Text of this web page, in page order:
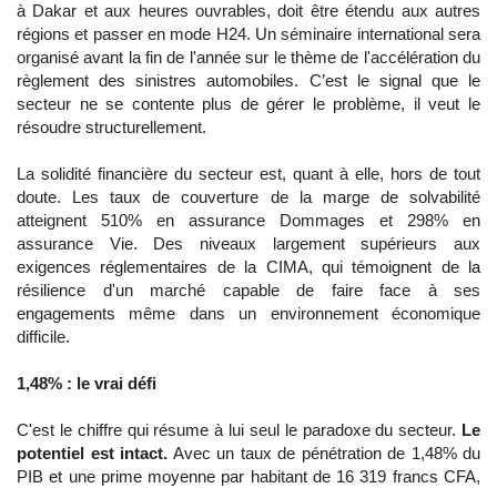
à Dakar et aux heures ouvrables, doit être étendu aux autres
régions et passer en mode H24. Un séminaire international sera
organisé avant la fin de l'année sur le thème de l'accélération du
règlement des sinistres automobiles. C’est le signal que le
secteur ne se contente plus de gérer le problème, il veut le
résoudre structurellement.
La solidité financière du secteur est, quant à elle, hors de tout
doute. Les taux de couverture de la marge de solvabilité
atteignent 510% en assurance Dommages et 298% en
assurance Vie. Des niveaux largement supérieurs aux
exigences réglementaires de la CIMA, qui témoignent de la
résilience d'un marché capable de faire face à ses
engagements même dans un environnement économique
difficile.
1,48% : le vrai défi
C'est le chiffre qui résume à lui seul le paradoxe du secteur. Le
potentiel est intact. Avec un taux de pénétration de 1,48% du
PIB et une prime moyenne par habitant de 16 319 francs CFA,